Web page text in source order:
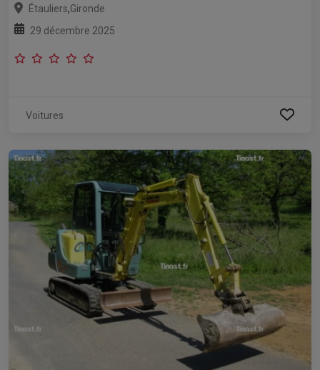
Étauliers,Gironde
29 décembre 2025
Voitures